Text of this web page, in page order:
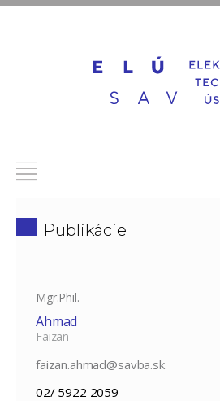
Publikácie
Mgr.Phil.
Ahmad
Faizan
faizan.ahmad@savba.sk
02/ 5922 2059